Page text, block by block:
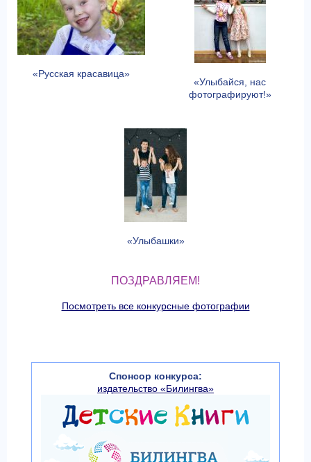
«Русская красавица»
«Улыбайся, нас
фотографируют!»
«Улыбашки»
ПОЗДРАВЛЯЕМ!
Посмотреть все конкурсные фотографии
Спонсор конкурса:
издательство «Билингва»